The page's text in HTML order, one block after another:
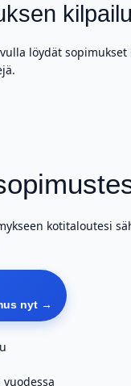
löydät
kotitaloutesi
nyt →